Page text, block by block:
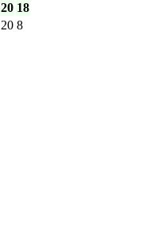
20 18
20 8